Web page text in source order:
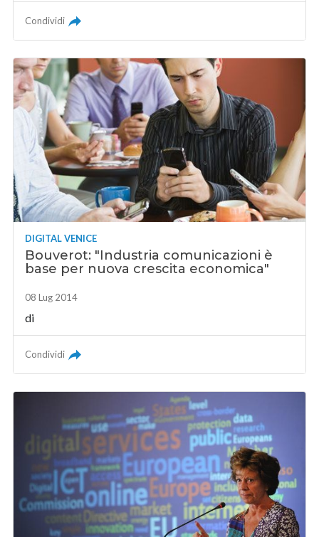
Condividi
DIGITAL VENICE
Bouverot: "Industria comunicazioni è
base per nuova crescita economica"
08 Lug 2014
di
Condividi